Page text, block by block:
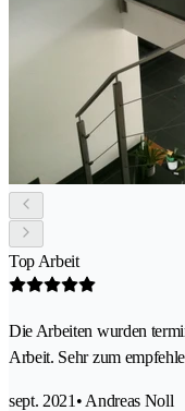
Top Arbeit
Die Arbeiten wurden
Arbeit. Sehr zum
sept. 2021 • Andreas Noll